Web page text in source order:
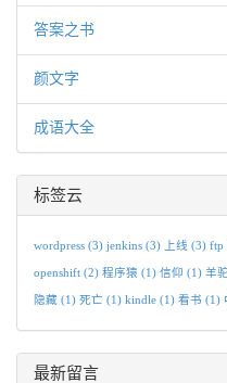
答案之书
颜文字
成语大全
标签云
wordpress (3) jenkins (3) 上线 (3) ftp
openshift (2) 程序猿 (1) 信仰 (1) 羊驼
隐藏 (1) 死亡 (1) kindle (1) 看书 (1)
最新留言